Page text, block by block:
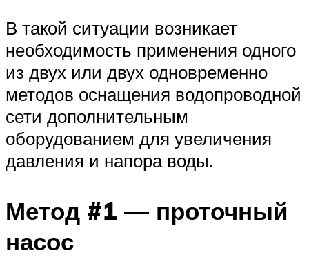
В такой ситуации возникает
необходимость применения одного
из двух или двух одновременно
методов оснащения водопроводной
сети дополнительным
оборудованием для увеличения
давления и напора воды.
Метод #1 — проточный
насос